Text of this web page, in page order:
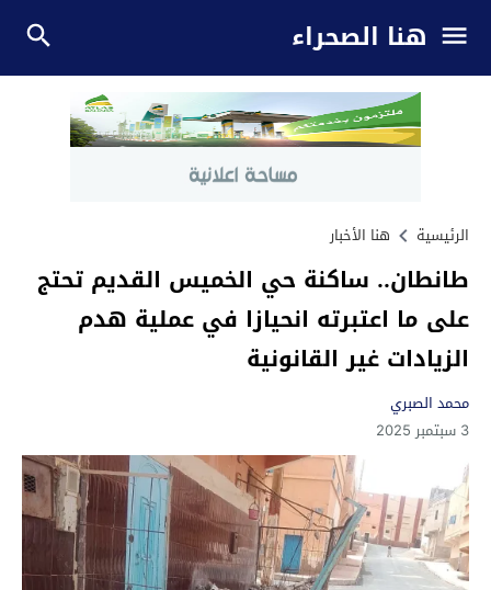
هنا الصحراء
الرئيسية هنا الأخبار
طانطان.. ساكنة حي الخميس القديم تحتج
على ما اعتبرته انحيازا في عملية هدم
الزيادات غير القانونية
محمد الصبري
3 سبتمبر 2025